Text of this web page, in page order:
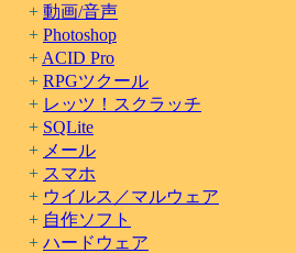
動画/音声
Photoshop
ACID Pro
RPGツクール
レッツ！スクラッチ
SQLite
メール
スマホ
ウイルス／マルウェア
自作ソフト
ハードウェア